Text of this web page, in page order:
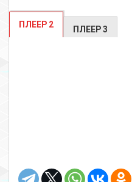
ПЛЕЕР 2 ПЛЕЕР 3